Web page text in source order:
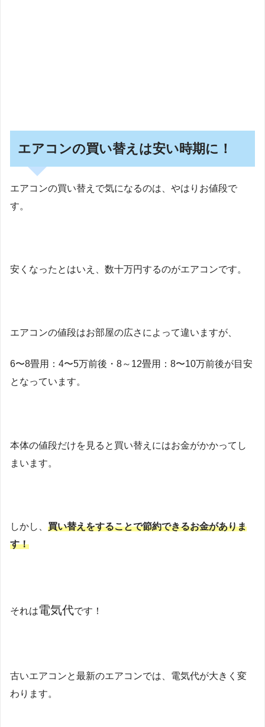
エアコンの買い替えは安い時期に！
エアコンの買い替えで気になるのは、やはりお値段で
す。
安くなったとはいえ、数十万円するのがエアコンです。
エアコンの値段はお部屋の広さによって違いますが、
6〜8畳用：4〜5万前後・8～12畳用：8〜10万前後が目安
となっています。
本体の値段だけを見ると買い替えにはお金がかかってし
まいます。
しかし、 買い替えをすることで節約できるお金がありま
す！
それは電気代です！
古いエアコンと最新のエアコンでは、電気代が大きく変
わります。